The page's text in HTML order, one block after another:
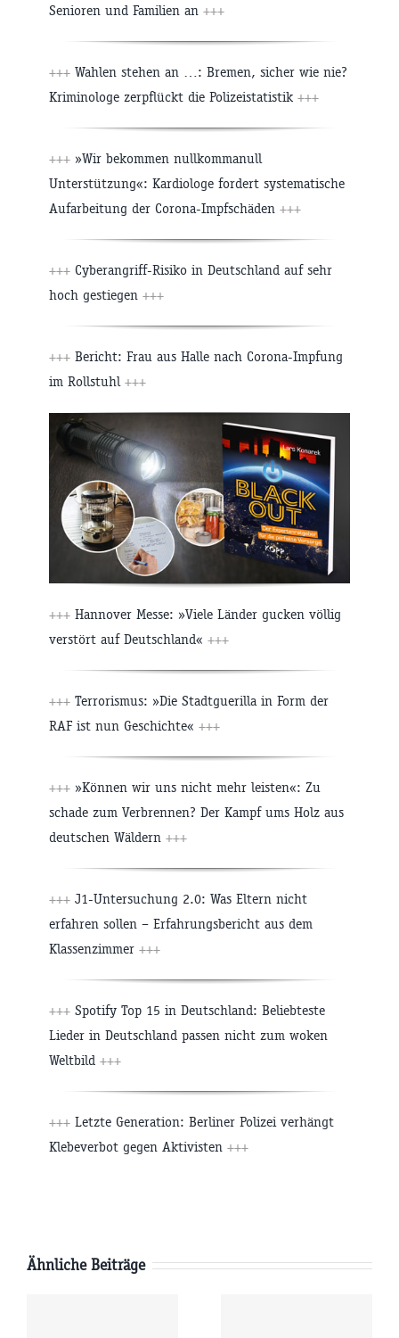
Senioren und Familien an +++
+++ Wahlen stehen an …: Bremen, sicher wie nie?
Kriminologe zerpflückt die Polizeistatistik +++
+++ »Wir bekommen nullkommanull
Unterstützung«: Kardiologe fordert systematische
Aufarbeitung der Corona-Impfschäden +++
+++ Cyberangriff-Risiko in Deutschland auf sehr
hoch gestiegen +++
+++ Bericht: Frau aus Halle nach Corona-Impfung
im Rollstuhl +++
+++ Hannover Messe: »Viele Länder gucken völlig
verstört auf Deutschland« +++
+++ Terrorismus: »Die Stadtguerilla in Form der
RAF ist nun Geschichte« +++
+++ »Können wir uns nicht mehr leisten«: Zu
schade zum Verbrennen? Der Kampf ums Holz aus
deutschen Wäldern +++
+++ J1-Untersuchung 2.0: Was Eltern nicht
erfahren sollen – Erfahrungsbericht aus dem
Klassenzimmer +++
+++ Spotify Top 15 in Deutschland: Beliebteste
Lieder in Deutschland passen nicht zum woken
Weltbild +++
+++ Letzte Generation: Berliner Polizei verhängt
Klebeverbot gegen Aktivisten +++
Ähnliche Beiträge